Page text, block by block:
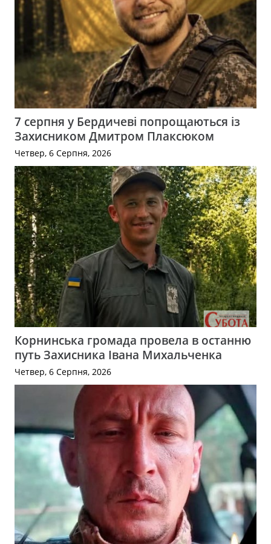
7 серпня у Бердичеві попрощаються із
Захисником Дмитром Плаксюком
Четвер, 6 Серпня, 2026
Корнинська громада провела в останню
путь Захисника Івана Михальченка
Четвер, 6 Серпня, 2026